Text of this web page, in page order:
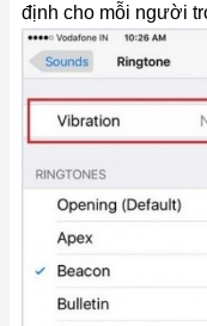
định cho mỗi người